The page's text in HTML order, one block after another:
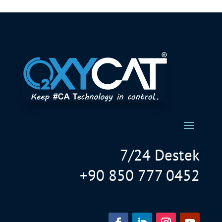
7/24 Destek
+90 850 777 0452